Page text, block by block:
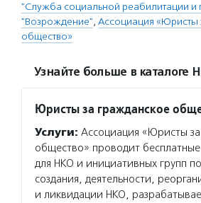
"Служба социальной реабилитации и
"Возрождение", Ассоциация «Юристы
общество»
Узнайте больше в каталоге
Юристы за гражданское
Услуги: Ассоциация «Юристы
общество» проводит бесплатные
для НКО и инициативных групп
создания, деятельности,
и ликвидации НКО,